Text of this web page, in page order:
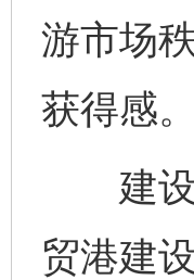
游市场
获得感。
建设
贸港建